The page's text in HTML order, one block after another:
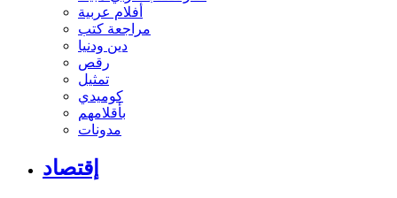
أفلام عربية
مراجعة كتب
دين ودنيا
رقص
تمثيل
كوميدي
بأقلامهم
مدونات
إقتصاد